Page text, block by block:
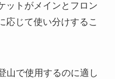
ットがメインとフロン
応じて使い分けするこ
山で使用するのに適し